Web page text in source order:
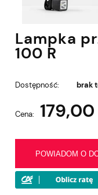
Lampka
100 R
Dostępność: brak
Cena: 179,00
POWIADOM O